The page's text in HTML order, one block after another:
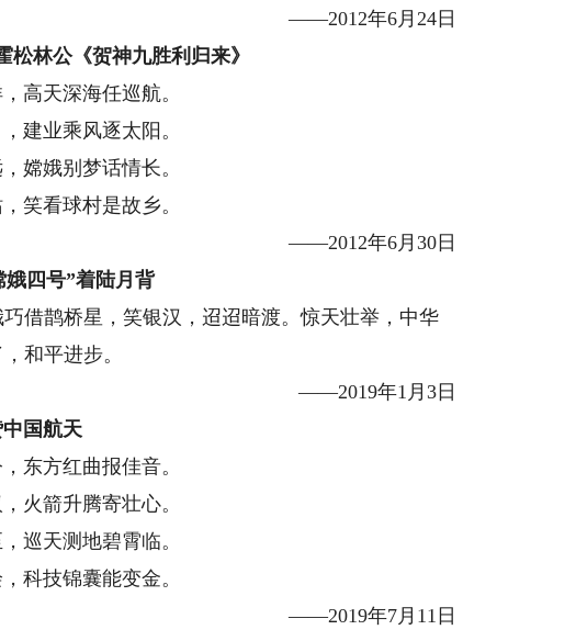
——2012年6月24日
林公《贺神九胜利归来》
高天深海任巡航。
建业乘风逐太阳。
嫦娥别梦话情长。
笑看球村是故乡。
——2012年6月30日
娥四号”着陆月背
鹊桥星，笑银汉，迢迢暗渡。惊天壮举，中华
和平进步。
——2019年1月3日
国航天
东方红曲报佳音。
火箭升腾寄壮心。
巡天测地碧霄临。
科技锦囊能变金。
——2019年7月11日